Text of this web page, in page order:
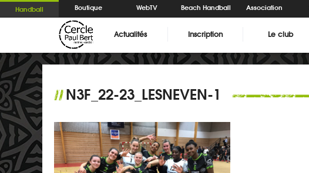
Handball Boutique WebTV Beach Handball Association
Actualités Inscription Le club
//N3F_22-23_LESNEVEN-1